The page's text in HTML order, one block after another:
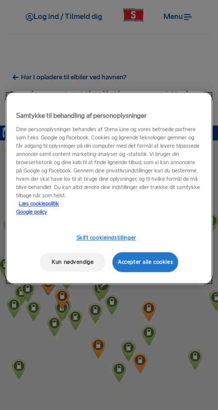
Log ind / Tilmeld dig Menu
Har I opladere til elbiler ved havnen?
Ladeporte til elbiler nær Kiel
Havn
Samtykke til behandling af personoplysninger
Dine personoplysninger behandles af Stena Line og vores betroede partnere
som f.eks. Google og Facebook. Cookies og lignende teknologier gemmer og
får adgang til oplysninger på din computer med det formål at levere tilpassede
annoncer samt content marketing-analyser og -statistik. Vi bruger din
browserhistorik og dine køb til at finde lignende tilbud, som vi kan annoncere
på Google og Facebook. Gennem dine privatlivsindstillinger kan du bestemme,
hvem der skal have lov til at bruge dine oplysninger, og til hvilke formål de må
blive behandlet. Du kan altid ændre dine indstillinger eller trække dit samtykke
tilbage når som helst.
Læs cookiepolitik
Google policy
Skift cookieindstillinger
Kun nødvendige Accepter alle cookies